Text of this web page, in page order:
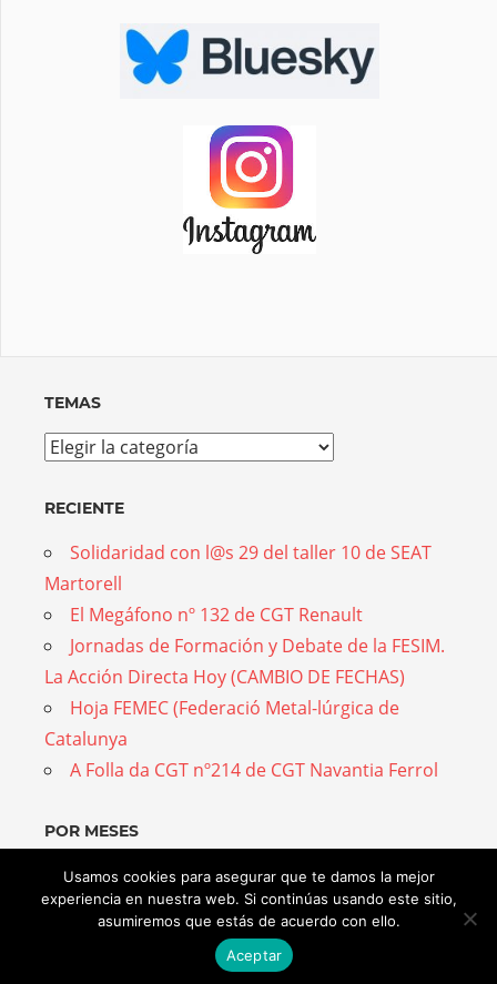
TEMAS
Temas
RECIENTE
Solidaridad con l@s 29 del taller 10 de SEAT
Martorell
El Megáfono nº 132 de CGT Renault
Jornadas de Formación y Debate de la FESIM.
La Acción Directa Hoy (CAMBIO DE FECHAS)
Hoja FEMEC (Federació Metal-lúrgica de
Catalunya
A Folla da CGT nº214 de CGT Navantia Ferrol
POR MESES
Por
meses
WordPress Theme: Admiral by ThemeZee.
Usamos cookies para asegurar que te damos la mejor
experiencia en nuestra web. Si continúas usando este sitio,
asumiremos que estás de acuerdo con ello.
Aceptar